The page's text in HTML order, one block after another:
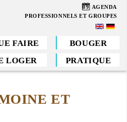
09 AGENDA
PROFESSIONNELS ET GROUPES
FAIRE
BOUGER
LOGER PRATIQUE
ET